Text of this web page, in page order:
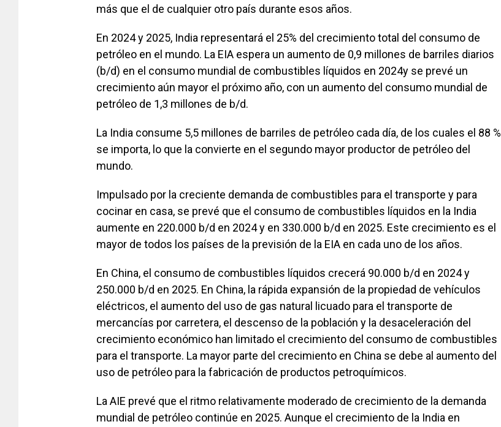
más que el de cualquier otro país durante esos años.
En 2024 y 2025, India representará el 25% del crecimiento total del consumo de
petróleo en el mundo. La EIA espera un aumento de 0,9 millones de barriles diarios
(b/d) en el consumo mundial de combustibles líquidos en 2024y se prevé un
crecimiento aún mayor el próximo año, con un aumento del consumo mundial de
petróleo de 1,3 millones de b/d.
La India consume 5,5 millones de barriles de petróleo cada día, de los cuales el 88 %
se importa, lo que la convierte en el segundo mayor productor de petróleo del
mundo.
Impulsado por la creciente demanda de combustibles para el transporte y para
cocinar en casa, se prevé que el consumo de combustibles líquidos en la India
aumente en 220.000 b/d en 2024 y en 330.000 b/d en 2025. Este crecimiento es el
mayor de todos los países de la previsión de la EIA en cada uno de los años.
En China, el consumo de combustibles líquidos crecerá 90.000 b/d en 2024 y
250.000 b/d en 2025. En China, la rápida expansión de la propiedad de vehículos
eléctricos, el aumento del uso de gas natural licuado para el transporte de
mercancías por carretera, el descenso de la población y la desaceleración del
crecimiento económico han limitado el crecimiento del consumo de combustibles
para el transporte. La mayor parte del crecimiento en China se debe al aumento del
uso de petróleo para la fabricación de productos petroquímicos.
La AIE prevé que el ritmo relativamente moderado de crecimiento de la demanda
mundial de petróleo continúe en 2025. Aunque el crecimiento de la India en